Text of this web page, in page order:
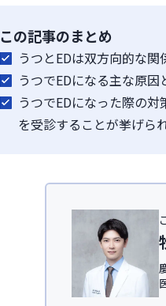
この記事のまとめ
うつとEDは双方向的な
うつでEDになる主な原
うつでEDになった際の
を受診することが挙げら